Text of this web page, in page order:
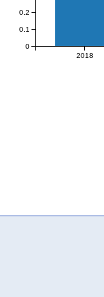
2018
0
0.1
0.2